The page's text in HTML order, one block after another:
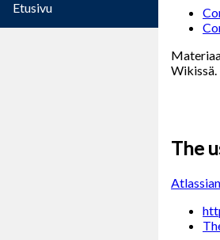
Etusivu
Wikissä.
The